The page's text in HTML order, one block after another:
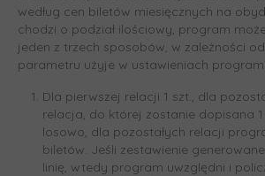
według cen biletów miesięcznych na
chodzi o podział ilościowy, program
jeden z trzech sposobów, w zależności
parametru użyje w ustawieniach
Dla pierwszej relacji 1 szt., dla
relacja, do której zostanie dopisana
losowo, dla pozostałych relacji
biletów. Jeśli zestawienie
linię, wtedy program uwzględni i